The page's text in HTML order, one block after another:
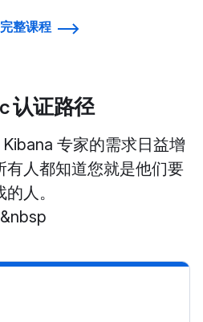
整课程
认证路径
专家的需求日益增
有人都知道您就是他们要
的人。
&nbsp